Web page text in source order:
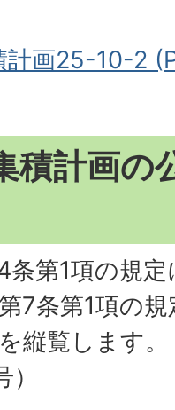
計画25-10-2
積計画の
条第1項の規
7条第1項の
縦覧します